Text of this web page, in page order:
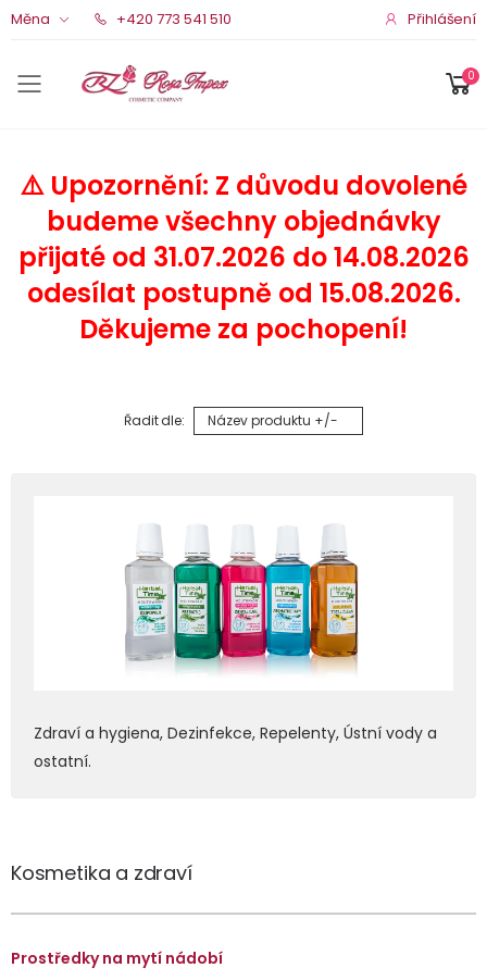
Měna +420 773 541 510 Přihlášení
Menu pro mobil 0
⚠️ Upozornění: Z důvodu dovolené
budeme všechny objednávky
přijaté od 31.07.2026 do 14.08.2026
odesílat postupně od 15.08.2026.
Děkujeme za pochopení!
Řadit dle: Název produktu +/-
Zdraví a hygiena, Dezinfekce, Repelenty, Ústní vody a
ostatní.
Kosmetika a zdraví
Prostředky na mytí nádobí